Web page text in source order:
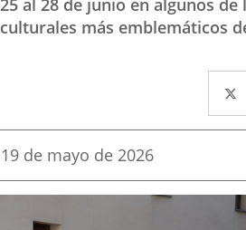
25 al 28 de junio en algunos de
culturales más emblemáticos
Fecha
la
19 de mayo de 2026